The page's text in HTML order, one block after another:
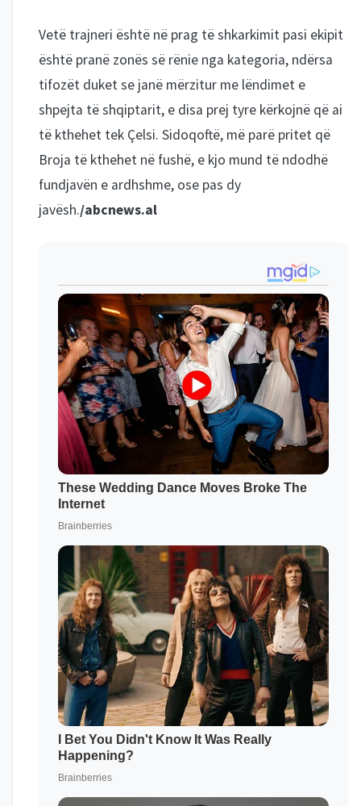
Vetë trajneri është në prag të shkarkimit pasi ekipit
është pranë zonës së rënie nga kategoria, ndërsa
tifozët duket se janë mërzitur me lëndimet e
shpejta të shqiptarit, e disa prej tyre kërkojnë që ai
të kthehet tek Çelsi. Sidoqoftë, më parë pritet që
Broja të kthehet në fushë, e kjo mund të ndodhë
fundjavën e ardhshme, ose pas dy
javësh./abcnews.al